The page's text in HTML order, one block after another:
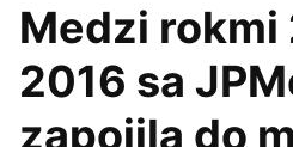
Medzi rokmi
2016 sa
zapojila do